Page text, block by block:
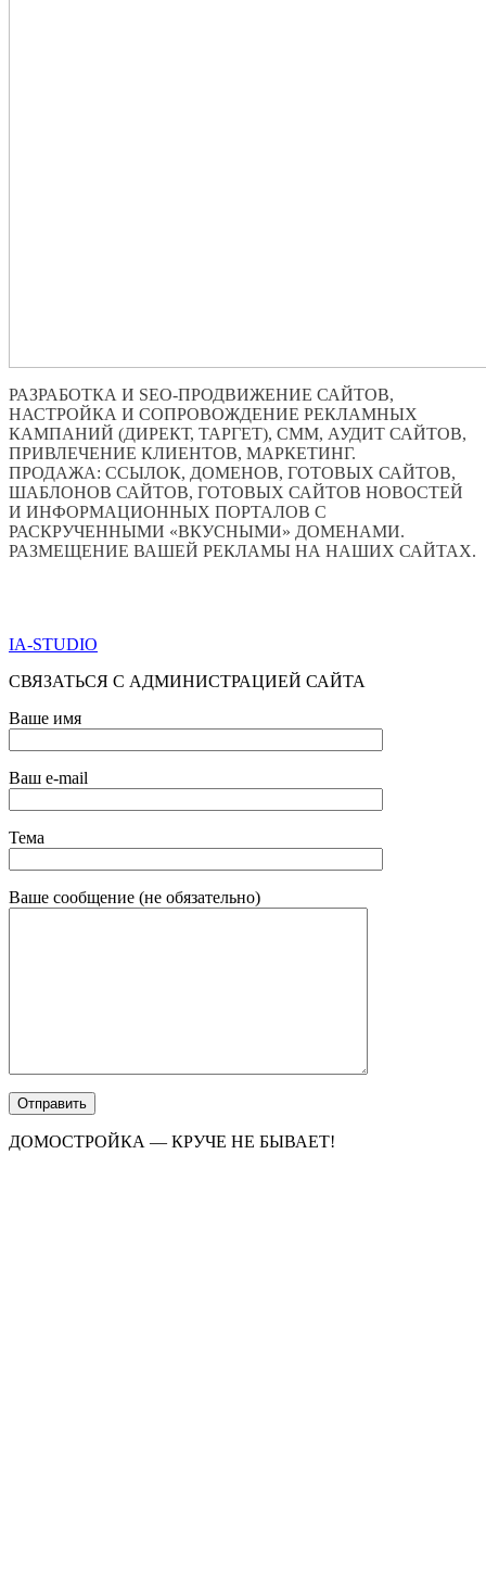
РАЗРАБОТКА И SEO-ПРОДВИЖЕНИЕ САЙТОВ,
НАСТРОЙКА И СОПРОВОЖДЕНИЕ РЕКЛАМНЫХ
КАМПАНИЙ (ДИРЕКТ, ТАРГЕТ), СММ, АУДИТ САЙТОВ,
ПРИВЛЕЧЕНИЕ КЛИЕНТОВ, МАРКЕТИНГ.
ПРОДАЖА: ССЫЛОК, ДОМЕНОВ, ГОТОВЫХ САЙТОВ,
ШАБЛОНОВ САЙТОВ, ГОТОВЫХ САЙТОВ НОВОСТЕЙ
И ИНФОРМАЦИОННЫХ ПОРТАЛОВ С
РАСКРУЧЕННЫМИ «ВКУСНЫМИ» ДОМЕНАМИ.
РАЗМЕЩЕНИЕ ВАШЕЙ РЕКЛАМЫ НА НАШИХ САЙТАХ.
IA-STUDIO
СВЯЗАТЬСЯ С АДМИНИСТРАЦИЕЙ САЙТА
Ваше имя
Ваш e-mail
Тема
Ваше сообщение (не обязательно)
ДОМОСТРОЙКА — КРУЧЕ НЕ БЫВАЕТ!